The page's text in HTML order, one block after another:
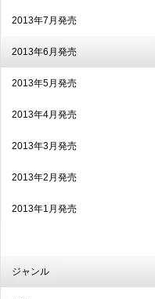
2013年7月発売
2013年6月発売
2013年5月発売
2013年4月発売
2013年3月発売
2013年2月発売
2013年1月発売
ジャンル